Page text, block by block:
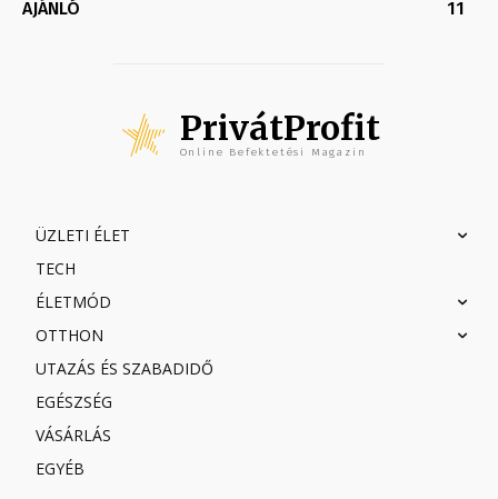
AJÁNLÓ
11
PrivátProfit
Online Befektetési Magazin
ÜZLETI ÉLET
TECH
ÉLETMÓD
OTTHON
UTAZÁS ÉS SZABADIDŐ
EGÉSZSÉG
VÁSÁRLÁS
EGYÉB